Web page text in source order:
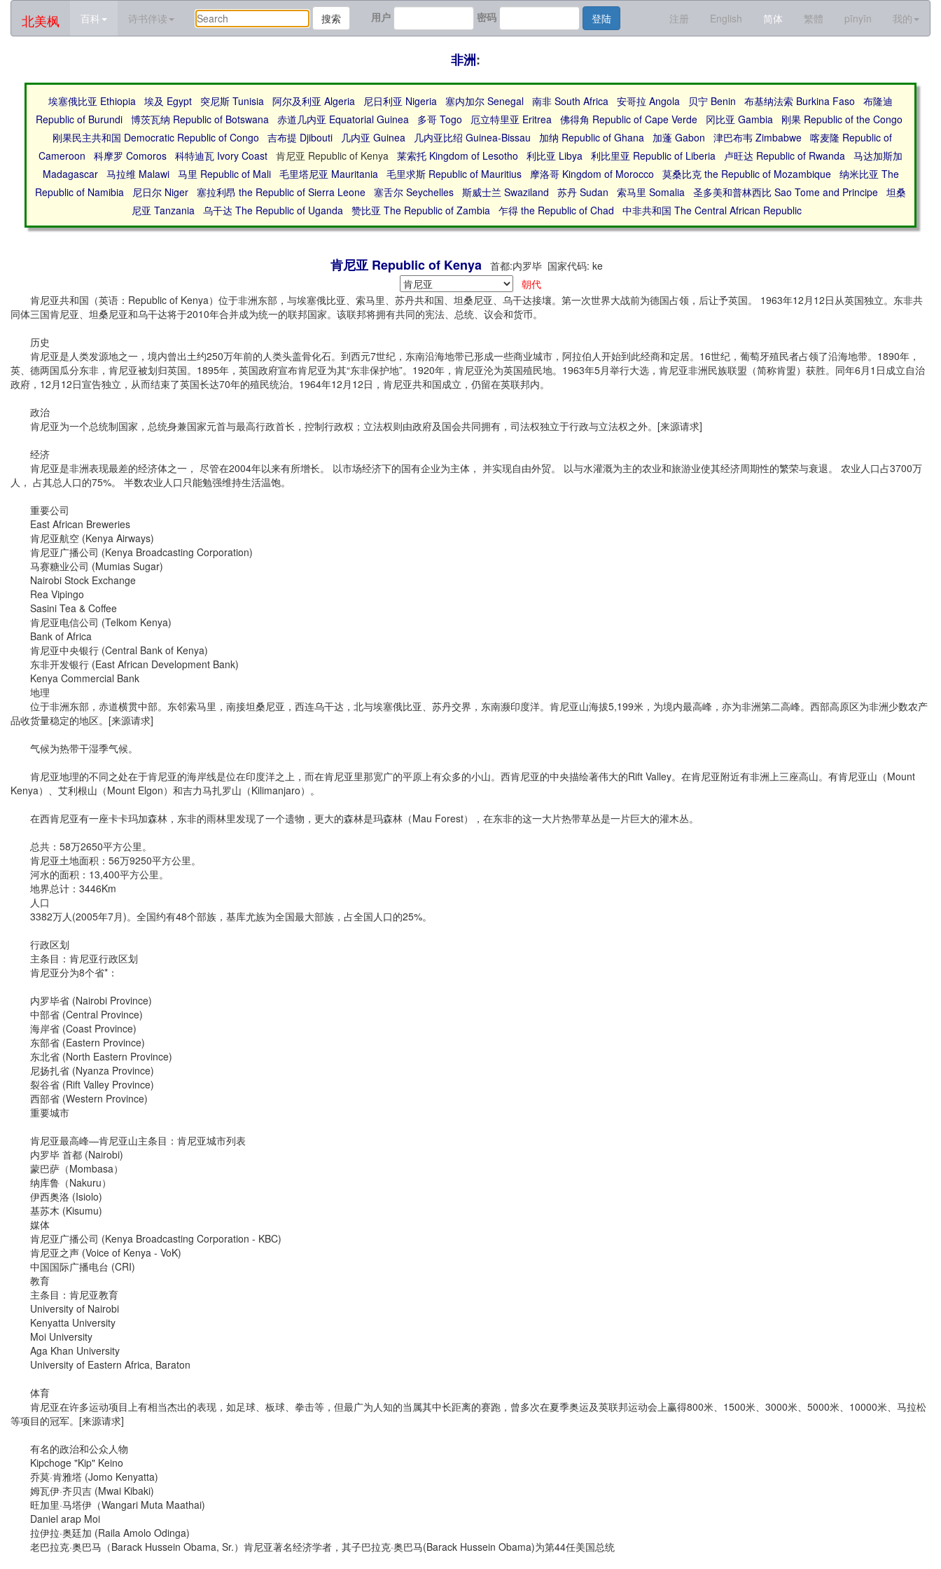
北美枫 百科 诗书伴读 搜索 用户 密码 登陆 注册 English 简体 繁體 pīnyīn 我的
非洲:
埃塞俄比亚 Ethiopia 埃及 Egypt 突尼斯 Tunisia 阿尔及利亚 Algeria 尼日利亚 Nigeria 塞内加尔 Senegal 南非 South Africa 安哥拉 Angola 贝宁 Benin 布基纳法索 Burkina Faso
布隆迪
Republic of Burundi 博茨瓦纳 Republic of Botswana 赤道几内亚 Equatorial Guinea 多哥 Togo 厄立特里亚 Eritrea 佛得角 Republic of Cape Verde 冈比亚 Gambia
刚果 Republic of the Congo
刚果民主共和国 Democratic Republic of Congo
吉布提 Djibouti 几内亚 Guinea 几内亚比绍 Guinea-Bissau 加纳 Republic of Ghana 加蓬 Gabon 津巴布韦 Zimbabwe
喀麦隆 Republic of
Cameroon
科摩罗 Comoros 科特迪瓦 Ivory Coast 肯尼亚 Republic of Kenya 莱索托 Kingdom of Lesotho 利比亚 Libya 利比里亚 Republic of Liberia 卢旺达 Republic of Rwanda
马达加斯加
Madagascar
马拉维 Malawi 马里 Republic of Mali 毛里塔尼亚 Mauritania 毛里求斯 Republic of Mauritius 摩洛哥 Kingdom of Morocco 莫桑比克 the Republic of Mozambique
纳米比亚 The
Republic of Namibia
尼日尔 Niger 塞拉利昂 the Republic of Sierra Leone 塞舌尔 Seychelles 斯威士兰 Swaziland 苏丹 Sudan 索马里 Somalia 圣多美和普林西比 Sao Tome and Principe 坦桑
尼亚 Tanzania
乌干达 The Republic of Uganda 赞比亚 The Republic of Zambia 乍得 the Republic of Chad 中非共和国 The Central African Republic
肯尼亚 Republic of Kenya首都:内罗毕 国家代码: ke
朝代
肯尼亚共和国（英语：Republic of Kenya）位于非洲东部，与埃塞俄比亚、索马里、苏丹共和国、坦桑尼亚、乌干达接壤。第一次世界大战前为德国占领，后让予英国。 1963年12月12日从英国独立。东非共
同体三国肯尼亚、坦桑尼亚和乌干达将于2010年合并成为统一的联邦国家。该联邦将拥有共同的宪法、总统、议会和货币。
历史
肯尼亚是人类发源地之一，境内曾出土约250万年前的人类头盖骨化石。到西元7世纪，东南沿海地带已形成一些商业城市，阿拉伯人开始到此经商和定居。16世纪，葡萄牙殖民者占领了沿海地带。1890年，
英、德两国瓜分东非，肯尼亚被划归英国。1895年，英国政府宣布肯尼亚为其“东非保护地”。1920年，肯尼亚沦为英国殖民地。1963年5月举行大选，肯尼亚非洲民族联盟（简称肯盟）获胜。同年6月1日成立自治
政府，12月12日宣告独立，从而结束了英国长达70年的殖民统治。1964年12月12日，肯尼亚共和国成立，仍留在英联邦内。
政治
肯尼亚为一个总统制国家，总统身兼国家元首与最高行政首长，控制行政权；立法权则由政府及国会共同拥有，司法权独立于行政与立法权之外。[来源请求]
经济
肯尼亚是非洲表现最差的经济体之一， 尽管在2004年以来有所增长。 以市场经济下的国有企业为主体， 并实现自由外贸。 以与水灌溉为主的农业和旅游业使其经济周期性的繁荣与衰退。 农业人口占3700万
人， 占其总人口的75%。 半数农业人口只能勉强维持生活温饱。
重要公司
East African Breweries
肯尼亚航空 (Kenya Airways)
肯尼亚广播公司 (Kenya Broadcasting Corporation)
马赛糖业公司 (Mumias Sugar)
Nairobi Stock Exchange
Rea Vipingo
Sasini Tea & Coffee
肯尼亚电信公司 (Telkom Kenya)
Bank of Africa
肯尼亚中央银行 (Central Bank of Kenya)
东非开发银行 (East African Development Bank)
Kenya Commercial Bank
地理
位于非洲东部，赤道横贯中部。东邻索马里，南接坦桑尼亚，西连乌干达，北与埃塞俄比亚、苏丹交界，东南濒印度洋。肯尼亚山海拔5,199米，为境内最高峰，亦为非洲第二高峰。西部高原区为非洲少数农产
品收货量稳定的地区。[来源请求]
气候为热带干湿季气候。
肯尼亚地理的不同之处在于肯尼亚的海岸线是位在印度洋之上，而在肯尼亚里那宽广的平原上有众多的小山。西肯尼亚的中央描绘著伟大的Rift Valley。在肯尼亚附近有非洲上三座高山。有肯尼亚山（Mount
Kenya）、艾利根山（Mount Elgon）和吉力马扎罗山（Kilimanjaro）。
在西肯尼亚有一座卡卡玛加森林，东非的雨林里发现了一个遗物，更大的森林是玛森林（Mau Forest），在东非的这一大片热带草丛是一片巨大的灌木丛。
总共：58万2650平方公里。
肯尼亚土地面积：56万9250平方公里。
河水的面积：13,400平方公里。
地界总计：3446Km
人口
3382万人(2005年7月)。全国约有48个部族，基库尤族为全国最大部族，占全国人口的25%。
行政区划
主条目：肯尼亚行政区划
肯尼亚分为8个省*：
内罗毕省 (Nairobi Province)
中部省 (Central Province)
海岸省 (Coast Province)
东部省 (Eastern Province)
东北省 (North Eastern Province)
尼扬扎省 (Nyanza Province)
裂谷省 (Rift Valley Province)
西部省 (Western Province)
重要城市
肯尼亚最高峰—肯尼亚山主条目：肯尼亚城市列表
内罗毕 首都 (Nairobi)
蒙巴萨（Mombasa）
纳库鲁（Nakuru）
伊西奥洛 (Isiolo)
基苏木 (Kisumu)
媒体
肯尼亚广播公司 (Kenya Broadcasting Corporation - KBC)
肯尼亚之声 (Voice of Kenya - VoK)
中国国际广播电台 (CRI)
教育
主条目：肯尼亚教育
University of Nairobi
Kenyatta University
Moi University
Aga Khan University
University of Eastern Africa, Baraton
体育
肯尼亚在许多运动项目上有相当杰出的表现，如足球、板球、拳击等，但最广为人知的当属其中长距离的赛跑，曾多次在夏季奥运及英联邦运动会上赢得800米、1500米、3000米、5000米、10000米、马拉松
等项目的冠军。[来源请求]
有名的政治和公众人物
Kipchoge "Kip" Keino
乔莫·肯雅塔 (Jomo Kenyatta)
姆瓦伊·齐贝吉 (Mwai Kibaki)
旺加里·马塔伊（Wangari Muta Maathai)
Daniel arap Moi
拉伊拉·奥廷加 (Raila Amolo Odinga)
老巴拉克·奥巴马（Barack Hussein Obama, Sr.）肯尼亚著名经济学者，其子巴拉克·奥巴马(Barack Hussein Obama)为第44任美国总统